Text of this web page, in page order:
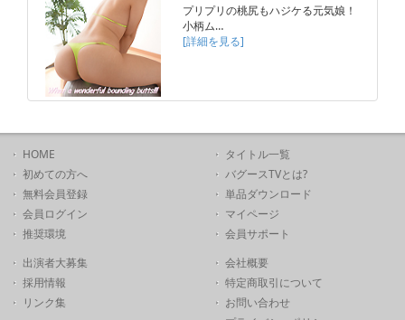
プリプリの桃尻もハジケる元気娘！
小柄ム…
[詳細を見る]
HOME
初めての方へ
無料会員登録
会員ログイン
推奨環境
タイトル一覧
バグースTVとは?
単品ダウンロード
マイページ
会員サポート
出演者大募集
採用情報
リンク集
会社概要
特定商取引について
お問い合わせ